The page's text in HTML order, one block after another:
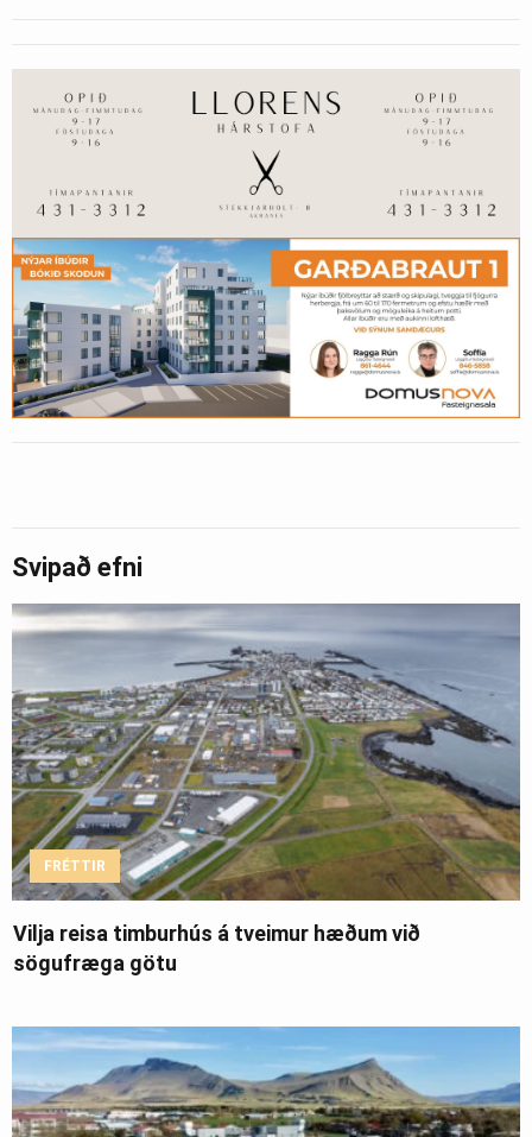
Svipað efni
FRÉTTIR
Vilja reisa timburhús á tveimur hæðum við
sögufræga götu